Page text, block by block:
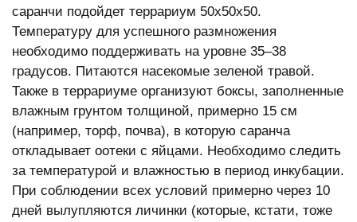
саранчи подойдет террариум 50x50х50.
Температуру для успешного размножения
необходимо поддерживать на уровне 35–38
градусов. Питаются насекомые зеленой травой.
Также в террариуме организуют боксы, заполненные
влажным грунтом толщиной, примерно 15 см
(например, торф, почва), в которую саранча
откладывает оотеки с яйцами. Необходимо следить
за температурой и влажностью в период инкубации.
При соблюдении всех условий примерно через 10
дней вылупляются личинки (которые, кстати, тоже